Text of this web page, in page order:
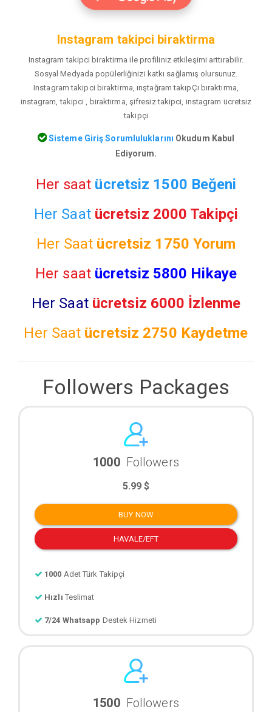
Instagram takipci biraktirma
Instagram takipci biraktirma ile profiliniz etkileşimi arttırabilir.
Sosyal Medyada popülerliğinizi katkı sağlamış olursunuz.
Instagram takipci biraktirma, ınştağram takıpÇı bıraktırma,
instagram, takipci , biraktirma, şifresiz takipci, instagram ücretsiz
takipçi
Sisteme Giriş Sorumluluklarını Okudum Kabul
Ediyorum.
Her saat ücretsiz 1500 Beğeni
Her Saat ücretsiz 2000 Takipçi
Her Saat ücretsiz 1750 Yorum
Her saat ücretsiz 5800 Hikaye
Her Saat ücretsiz 6000 İzlenme
Her Saat ücretsiz 2750 Kaydetme
Followers Packages
1000 Followers
5.99 $
BUY NOW
HAVALE/EFT
1000 Adet Türk Takipçi
Hızlı Teslimat
7/24 Whatsapp Destek Hizmeti
1500 Followers